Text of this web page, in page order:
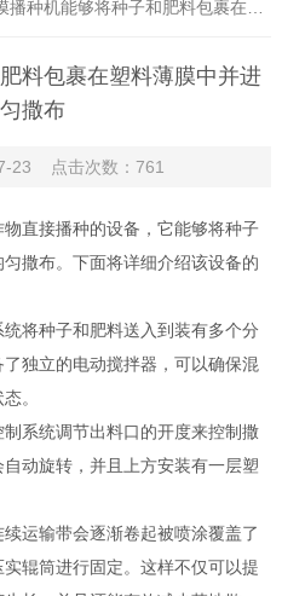
机能够将种子和肥料包裹在塑料薄膜中并进行均匀撒布
料包裹在塑料薄膜中并进
撒布
23 点击次数：761
直接播种的设备，它能够将种子
撒布。下面将详细介绍该设备的
将种子和肥料送入到装有多个分
独立的电动搅拌器，可以确保混
。
系统调节出料口的开度来控制撒
动旋转，并且上方安装有一层塑
输带会逐渐卷起被喷涂覆盖了
辊筒进行固定。这样不仅可以提